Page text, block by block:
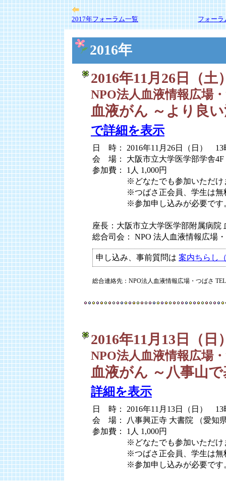
2017年フォーラム一覧 フォーラ
2016年
2016年11月26日（土
NPO法人血液情報広場
血液がん ～より良
で詳細を表示
日 時： 2016年11月26日（日） 13
会 場： 大阪市立大学医学部学舎4F
参加費： 1人 1,000円
※どなたでも参加いただけ
※つばさ正会員、学生は無
※参加申し込みが必要です
座長：大阪市立大学医学部附属病院
総合司会： NPO 法人血液情報広場
申し込み、事前質問は 案内ちらし
総合連絡先：NPO法人血液情報広場・つばさ
2016年11月13日（日
NPO法人血液情報広場
血液がん ～八事山
詳細を表示
日 時： 2016年11月13日（日） 13
会 場： 八事興正寺 大書院 （愛知
参加費： 1人 1,000円
※どなたでも参加いただけ
※つばさ正会員、学生は無
※参加申し込みが必要です